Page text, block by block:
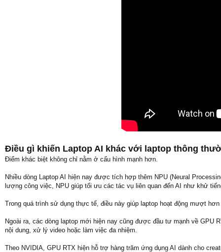
Điều gì khiến Laptop AI khác với laptop thông
Điểm khác biệt không chỉ nằm ở cấu hình mạnh hơn.
Nhiều dòng Laptop AI hiện nay được tích hợp thêm NPU (Neural
lượng công việc, NPU giúp tối ưu các tác vụ liên quan đến AI như khử
Trong quá trình sử dụng thực tế, điều này giúp laptop hoạt động mượt
Ngoài ra, các dòng laptop mới hiện nay cũng được đầu tư mạnh về
nội dung, xử lý video hoặc làm việc đa nhiệm.
Theo NVIDIA, GPU RTX hiện hỗ trợ hàng trăm ứng dụng AI dành cho